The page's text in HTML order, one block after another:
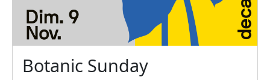
Botanic Sunday